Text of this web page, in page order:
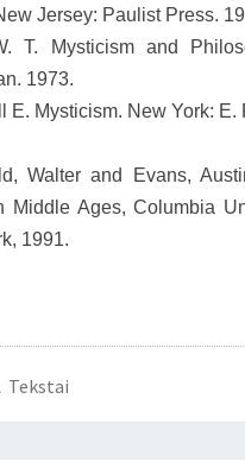
Jersey: Paulist Press.
T. Mysticism and
1973.
E. Mysticism. New York: E.
Walter and Evans,
Middle Ages, Columbia
1991.
Tekstai